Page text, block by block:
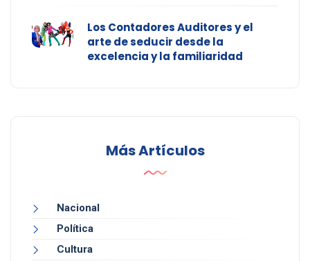
Los Contadores Auditores y el
arte de seducir desde la
excelencia y la familiaridad
Más Artículos
Nacional
Política
Cultura